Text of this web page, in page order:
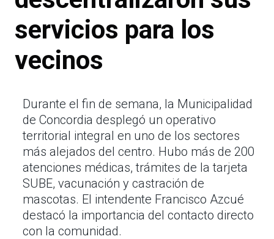
servicios para los
vecinos
Durante el fin de semana, la Municipalidad
de Concordia desplegó un operativo
territorial integral en uno de los sectores
más alejados del centro. Hubo más de 200
atenciones médicas, trámites de la tarjeta
SUBE, vacunación y castración de
mascotas. El intendente Francisco Azcué
destacó la importancia del contacto directo
con la comunidad.